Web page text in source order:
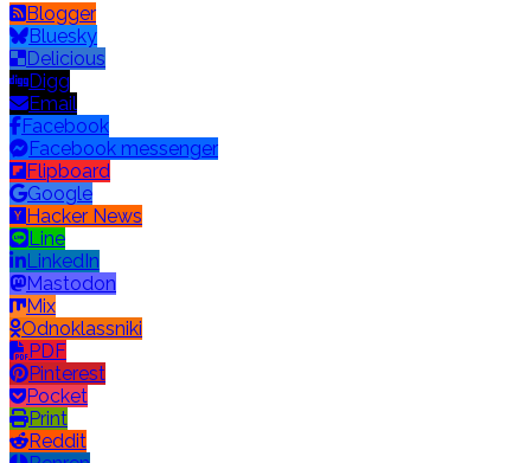
Blogger
Bluesky
Delicious
Digg
Email
Facebook
Facebook messenger
Flipboard
Google
Hacker News
Line
LinkedIn
Mastodon
Mix
Odnoklassniki
PDF
Pinterest
Pocket
Print
Reddit